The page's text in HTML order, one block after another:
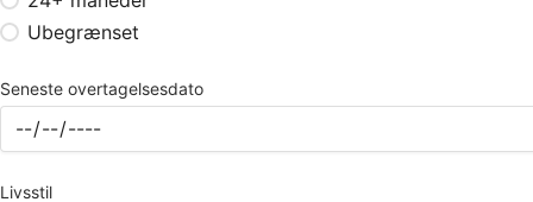
Ubegrænset
Seneste overtagelsesdato
Livsstil